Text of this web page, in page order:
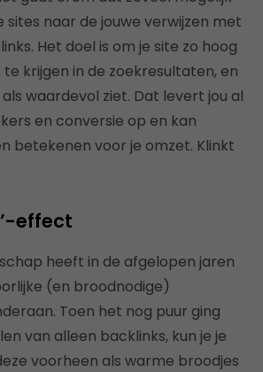
naar de jouwe verwijzen met
Het doel is om je site zo hoog
krijgen in de zoekresultaten, en
waardevol ziet. Dat levert jou al
en conversie op en kan
betekenen voor je omzet. Klinkt
effect
heeft in de afgelopen jaren
(en broodnodige)
Toen het nog puur ging
van alleen backlinks, kun je je
voorheen als warme broodjes